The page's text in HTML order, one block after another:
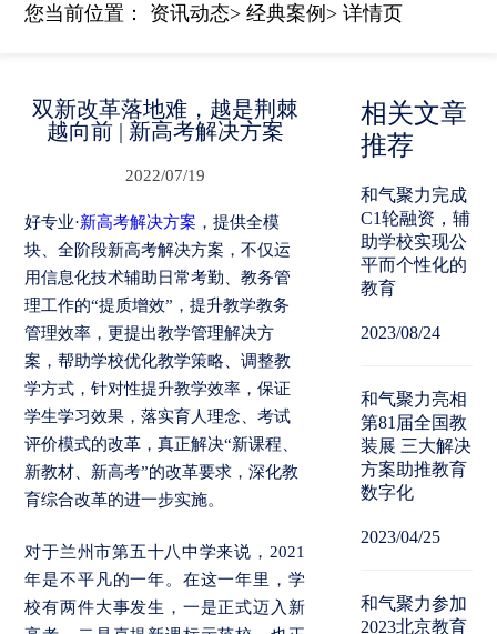
您当前位置： 资讯动态>经典案例 > 详情页
双新改革落地难，越是荆棘
越向前 | 新高考解决方案
2022/07/19
好专业·新高考解决方案 ，提供全模
块、全阶段新高考解决方案，不仅运
用信息化技术辅助日常考勤、教务管
理工作的“提质增效”，提升教学教务
管理效率，更提出教学管理解决方
案，帮助学校优化教学策略、调整教
学方式，针对性提升教学效率，保证
学生学习效果，落实育人理念、考试
评价模式的改革，真正解决“新课程、
新教材、新高考”的改革要求，深化教
育综合改革的进一步实施。
对于兰州市第五十八中学来说，2021
年是不平凡的一年。在这一年里，学
校有两件大事发生，一是正式迈入新
相关文章
推荐
和气聚力完成
C1轮融资，辅
助学校实现公
平而个性化的
教育
2023/08/24
和气聚力亮相
第81届全国教
装展 三大解决
方案助推教育
数字化
2023/04/25
和气聚力参加
2023北京教育